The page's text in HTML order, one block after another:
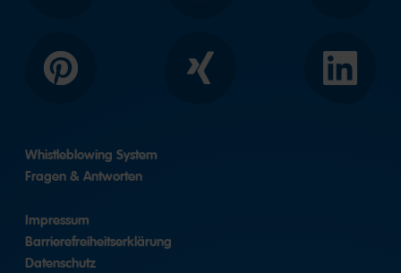
Pinterest Xing LinkedIn
Whistleblowing System
Fragen & Antworten
Impressum
Barrierefreiheitserklärung
Datenschutz